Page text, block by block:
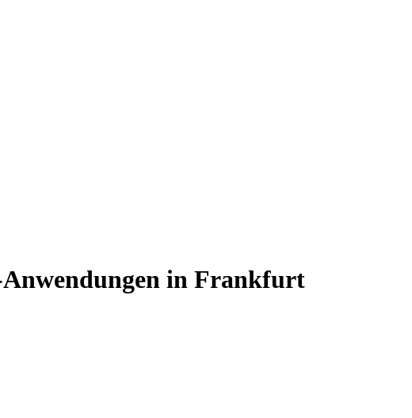
in Frankfurt